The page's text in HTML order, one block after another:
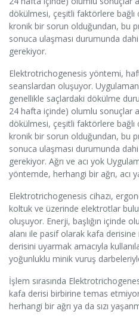
dökülmesi, çeşitli faktörlere
kronik bir sorun olduğundan, bu
sonuca ulaşması durumunda
gerekiyor.
Elektrotrichogenesis yöntemi,
seanslardan oluşuyor.
genellikle saçlardaki dökülme
24 hafta içinde) olumlu sonuçlar
dökülmesi, çeşitli faktörlere
kronik bir sorun olduğundan, bu
sonuca ulaşması durumunda
gerekiyor. Ağrı ve acı yok
yöntemde, herhangi bir ağrı, acı
Elektrotrichogenesis cihazı,
koltuk ve üzerinde elektrotlar
oluşuyor. Enerji, başlığın içinde
alanı ile pasif olarak kafa
derisini uyarmak amacıyla
yoğunluklu minik vuruş
İşlem sırasında
kafa derisi birbirine temas
herhangi bir ağrı ya da sızı